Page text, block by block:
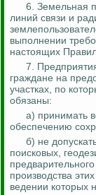
6. Земельная
линий связи и
выполнении
настоящих
7.
граждане на
участках, по
обязаны:
а) принимать
обеспечению
б) не
поисковых,
производства
ведении которых